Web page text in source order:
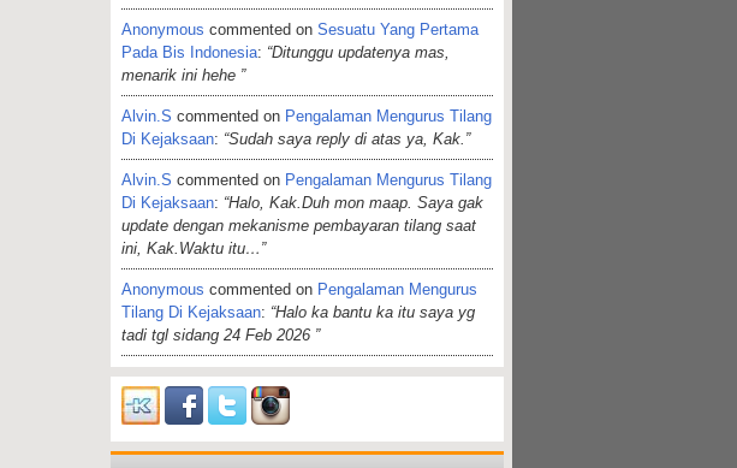
Anonymous commented on Sesuatu Yang Pertama
Pada Bis Indonesia: “Ditunggu updatenya mas,
menarik ini hehe ”
Alvin.s commented on Pengalaman Mengurus Tilang
Di Kejaksaan: “Sudah saya reply di atas ya, Kak.”
Alvin.s commented on Pengalaman Mengurus Tilang
Di Kejaksaan: “Halo, Kak.Duh mon maap. Saya gak
update dengan mekanisme pembayaran tilang saat
ini, Kak.Waktu itu…”
Anonymous commented on Pengalaman Mengurus
Tilang Di Kejaksaan: “Halo ka bantu ka itu saya yg
tadi tgl sidang 24 Feb 2026 ”